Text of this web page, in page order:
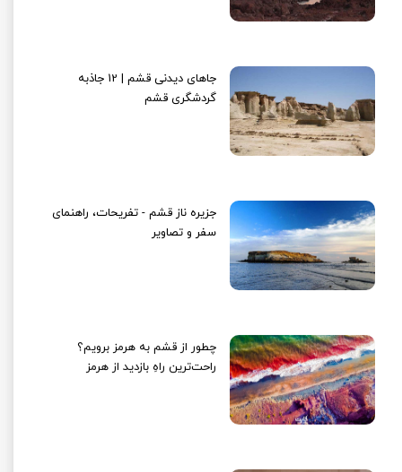
جاهای دیدنی قشم | 12 جاذبه
گردشگری قشم
جزیره ناز قشم - تفریحات، راهنمای
سفر و تصاویر
چطور از قشم به هرمز برویم؟
راحت‌ترین راهِ بازدید از هرمز